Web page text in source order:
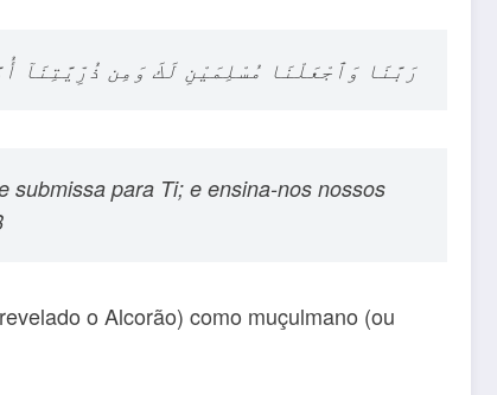
رَبَّنَا وَٱجْعَلْنَا مُسْلِمَيْنِ لَكَ وَمِن ذُرِّيَّتِنَآ
submissa para Ti; e ensina-nos nossos
o Alcorão) como muçulmano (ou